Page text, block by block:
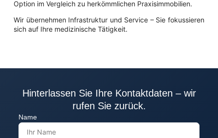
Option im Vergleich zu herkömmlichen Praxisimmobilien.
Wir übernehmen Infrastruktur und Service – Sie fokussieren
sich auf Ihre medizinische Tätigkeit.
Hinterlassen Sie Ihre Kontaktdaten – wir
rufen Sie zurück.
Name